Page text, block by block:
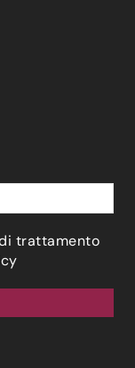
trattamento